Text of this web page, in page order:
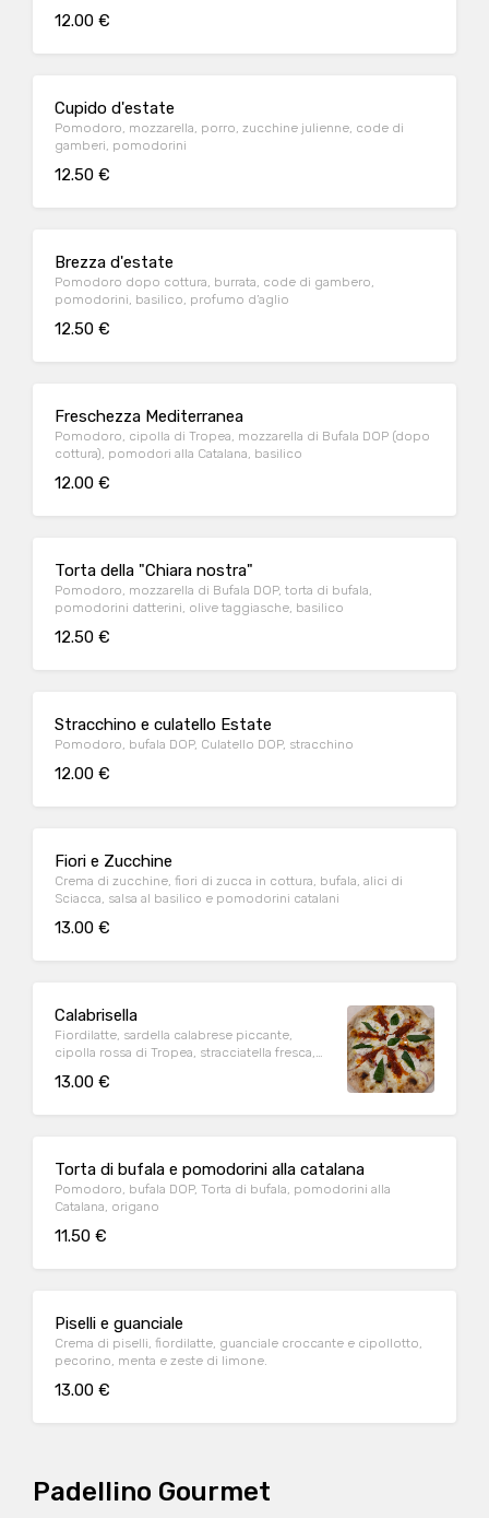
12.00 €
Cupido d'estate
Pomodoro, mozzarella, porro, zucchine julienne, code di
gamberi, pomodorini
12.50 €
Brezza d'estate
Pomodoro dopo cottura, burrata, code di gambero,
pomodorini, basilico, profumo d’aglio
12.50 €
Freschezza Mediterranea
Pomodoro, cipolla di Tropea, mozzarella di Bufala DOP (dopo
cottura), pomodori alla Catalana, basilico
12.00 €
Torta della "Chiara nostra"
Pomodoro, mozzarella di Bufala DOP, torta di bufala,
pomodorini datterini, olive taggiasche, basilico
12.50 €
Stracchino e culatello Estate
Pomodoro, bufala DOP, Culatello DOP, stracchino
12.00 €
Fiori e Zucchine
Crema di zucchine, fiori di zucca in cottura, bufala, alici di
Sciacca, salsa al basilico e pomodorini catalani
13.00 €
Calabrisella
Fiordilatte, sardella calabrese piccante,
cipolla rossa di Tropea, stracciatella fresca,
13.00 €
Torta di bufala e pomodorini alla catalana
Pomodoro, bufala DOP, Torta di bufala, pomodorini alla
Catalana, origano
11.50 €
Piselli e guanciale
Crema di piselli, fiordilatte, guanciale croccante e cipollotto,
pecorino, menta e zeste di limone.
13.00 €
Padellino Gourmet